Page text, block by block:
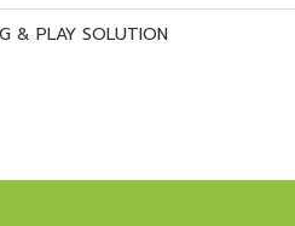
& PLAY SOLUTION